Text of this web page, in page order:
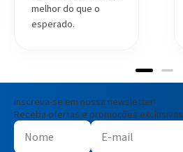
melhor do que o
esperado.
Inscreva-se em nossa newsletter!
Receba ofertas e promoções exclusivas